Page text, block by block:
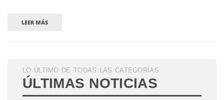
LEER MÁS
LO ÚLTIMO DE TODAS LAS CATEGORÍAS
ÚLTIMAS NOTICIAS